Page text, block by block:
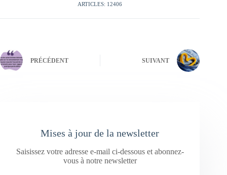
ARTICLES: 12406
PRÉCÉDENT SUIVANT
Mises à jour de la newsletter
Saisissez votre adresse e-mail ci-dessous et abonnez-
vous à notre newsletter